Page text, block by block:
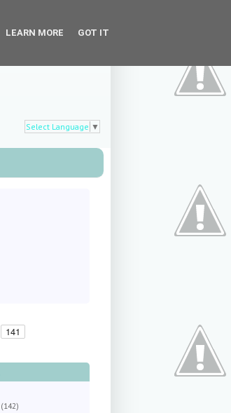
Select Language ▼
(142)
LEARN MORE GOT IT